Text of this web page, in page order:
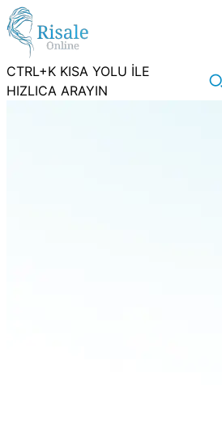
CTRL+K KISA YOLU İLE
HIZLICA ARAYIN